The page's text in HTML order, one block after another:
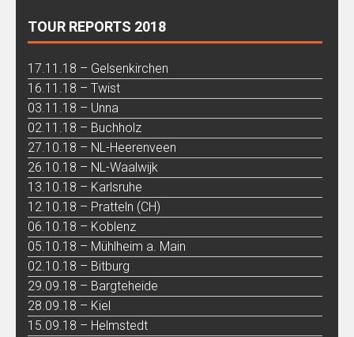
TOUR REPORTS 2018
17.11.18 – Gelsenkirchen
16.11.18 – Twist
03.11.18 – Unna
02.11.18 – Buchholz
27.10.18 – NL-Heerenveen
26.10.18 – NL-Waalwijk
13.10.18 – Karlsruhe
12.10.18 – Pratteln (CH)
06.10.18 – Koblenz
05.10.18 – Mühlheim a. Main
02.10.18 – Bitburg
29.09.18 – Bargteheide
28.09.18 – Kiel
15.09.18 – Helmstedt